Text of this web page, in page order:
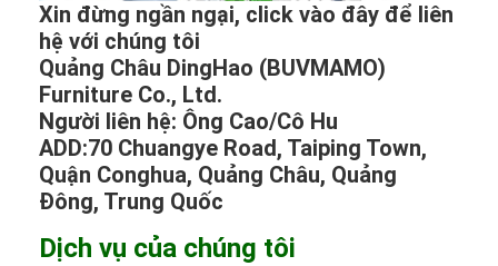
Xin đừng ngần ngại, click vào đây để liên
hệ với chúng tôi
Quảng Châu DingHao (BUVMAMO)
Furniture Co., Ltd.
Người liên hệ: Ông Cao/Cô Hu
ADD:70 Chuangye Road, Taiping Town,
Quận Conghua, Quảng Châu, Quảng
Đông, Trung Quốc
Dịch vụ của chúng tôi